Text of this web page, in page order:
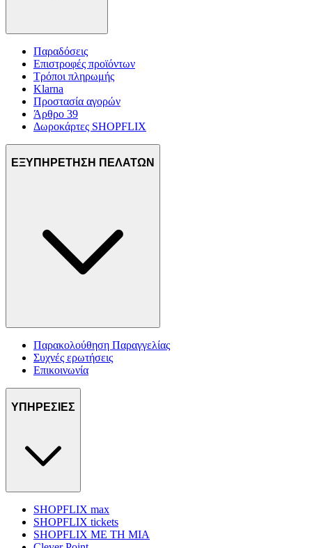
Παραδόσεις
Επιστροφές προϊόντων
Τρόποι πληρωμής
Klarna
Προστασία αγορών
Άρθρο 39
Δωροκάρτες SHOPFLIX
ΕΞΥΠΗΡΕΤΗΣΗ ΠΕΛΑΤΩΝ
Παρακολούθηση Παραγγελίας
Συχνές ερωτήσεις
Επικοινωνία
ΥΠΗΡΕΣΙΕΣ
SHOPFLIX max
SHOPFLIX tickets
SHOPFLIX ΜΕ ΤΗ ΜΙΑ